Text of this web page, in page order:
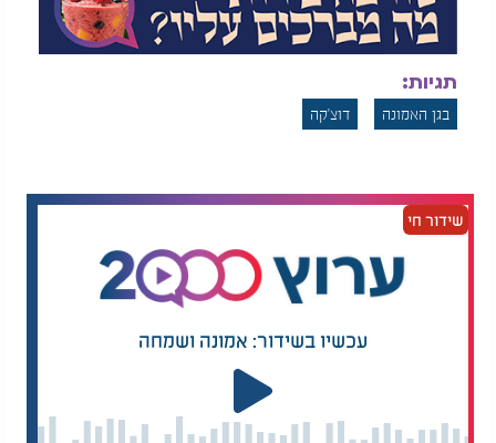
תגיות:
בגן האמונה דוצ'קה
שידור חי
עכשיו בשידור: אמונה ושמחה